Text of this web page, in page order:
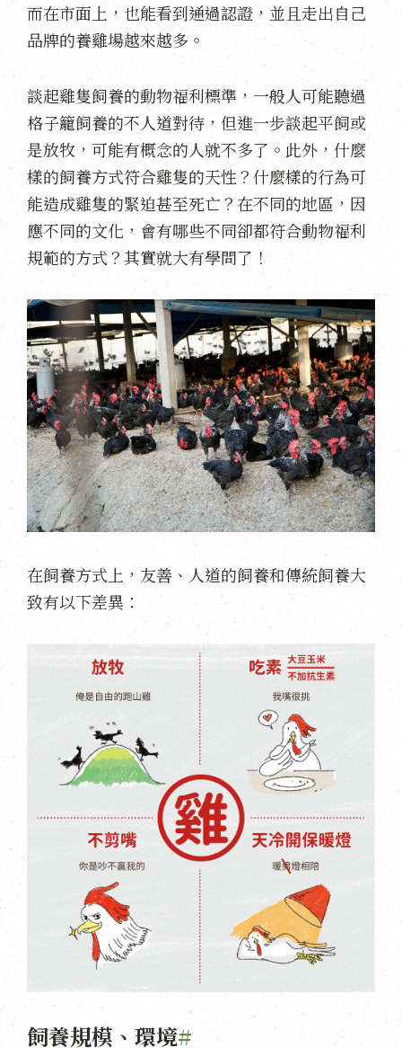
而在市面上，也能看到通過認證，並且走出自己
品牌的養雞場越來越多。
談起雞隻飼養的動物福利標準，一般人可能聽過
格子籠飼養的不人道對待，但進一步談起平飼或
是放牧，可能有概念的人就不多了。此外，什麼
樣的飼養方式符合雞隻的天性？什麼樣的行為可
能造成雞隻的緊迫甚至死亡？在不同的地區，因
應不同的文化，會有哪些不同卻都符合動物福利
規範的方式？其實就大有學問了！
在飼養方式上，友善、人道的飼養和傳統飼養大
致有以下差異：
飼養規模、環境#